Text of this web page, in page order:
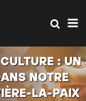
: UN
NOTRE
LA-PAIX